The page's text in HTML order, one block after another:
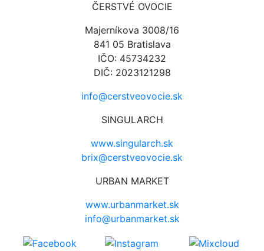
ČERSTVÉ OVOCIE
Majerníkova 3008/16
841 05 Bratislava
IČO: 45734232
DIČ: 2023121298
info@cerstveovocie.sk
SINGULARCH
www.singularch.sk
brix@cerstveovocie.sk
URBAN MARKET
www.urbanmarket.sk
info@urbanmarket.sk